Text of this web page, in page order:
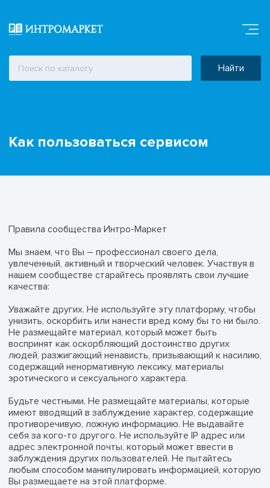
Найти
Как пользоваться сервисом
/assets/images/news-img1.jpg"> /local/templates/s1
/assets/styles/icons/icons.svg#play-alt" /> Смотреть
Правила сообщества Интро-Маркет
Мы знаем, что Вы – профессионал своего дела,
увлеченный, активный и творческий человек. Участвуя в
нашем сообществе старайтесь проявлять свои лучшие
качества:
Уважайте других. Не используйте эту платформу, чтобы
унизить, оскорбить или нанести вред кому бы то ни было.
Не размещайте материал, который может быть
воспринят как оскорбляющий достоинство других
людей, разжигающий ненависть, призывающий к насилию,
содержащий ненормативную лексику, материалы
эротического и сексуального характера.
Будьте честными. Не размещайте материалы, которые
имеют вводящий в заблуждение характер, содержащие
противоречивую, ложную информацию. Не выдавайте
себя за кого-то другого. Не используйте IP адрес или
адрес электронной почты, который может ввести в
заблуждения других пользователей. Не пытайтесь
любым способом манипулировать информацией, которую
Вы размещаете на этой платформе.